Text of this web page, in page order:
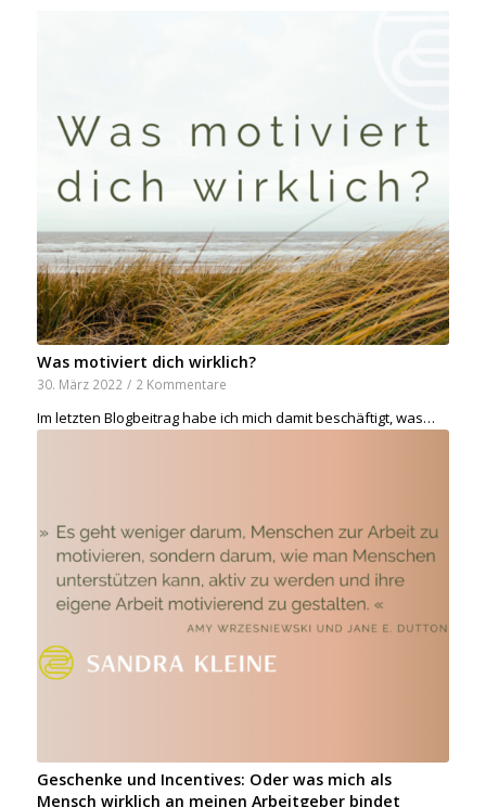
Was motiviert dich wirklich?
30. März 2022 / 2 Kommentare
Im letzten Blogbeitrag habe ich mich damit beschäftigt, was…
Geschenke und Incentives: Oder was mich als
Mensch wirklich an meinen Arbeitgeber bindet